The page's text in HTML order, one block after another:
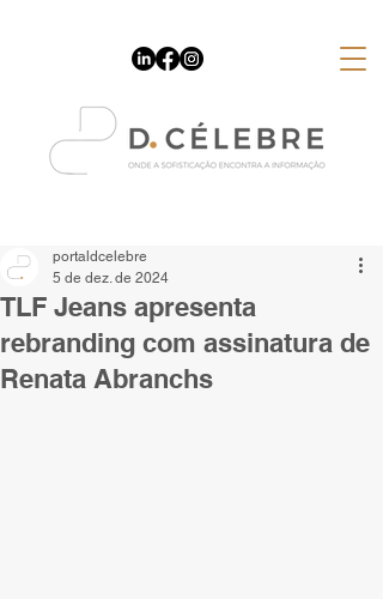
TLF Jeans apresenta
rebranding com assinatura de
Renata Abranchs
portaldcelebre
5 de dez. de 2024